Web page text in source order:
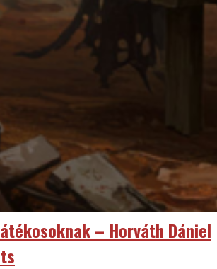
– Horváth Dániel